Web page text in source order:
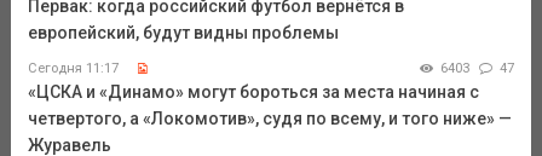
Первак: когда российский футбол вернётся в
европейский, будут видны проблемы
Сегодня 11:17 6403 47
«ЦСКА и «Динамо» могут бороться за места начиная с
четвертого, а «Локомотив», судя по всему, и того ниже» —
Журавель